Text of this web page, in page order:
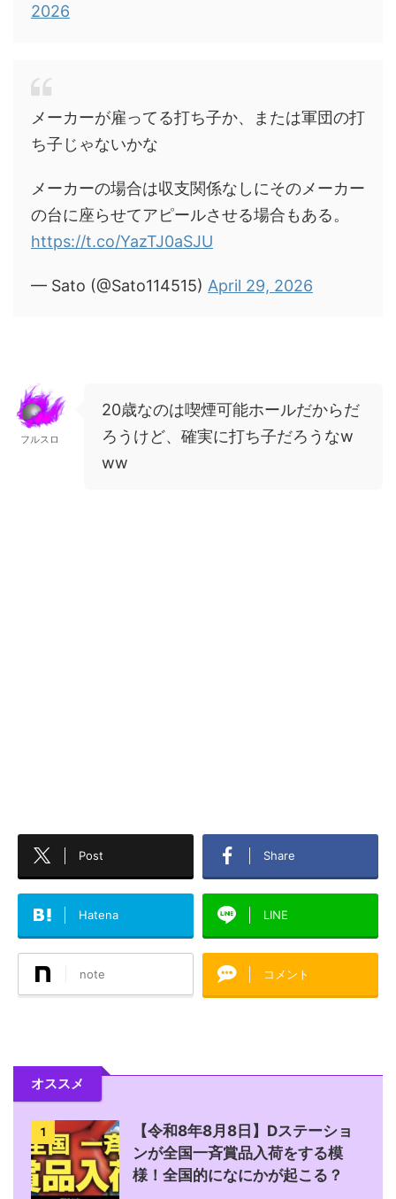
2026
メーカーが雇ってる打ち子か、または軍団の打
ち子じゃないかな
メーカーの場合は収支関係なしにそのメーカー
の台に座らせてアピールさせる場合もある。
https://t.co/YazTJ0aSJU
— Sato (@Sato114515) April 29, 2026
フルスロ
20歳なのは喫煙可能ホールだからだ
ろうけど、確実に打ち子だろうなw
ww
Post Share
Hatena LINE
note コメント
オススメ
1
【令和8年8月8日】Dステーショ
ンが全国一斉賞品入荷をする模
様！全国的になにかが起こる？